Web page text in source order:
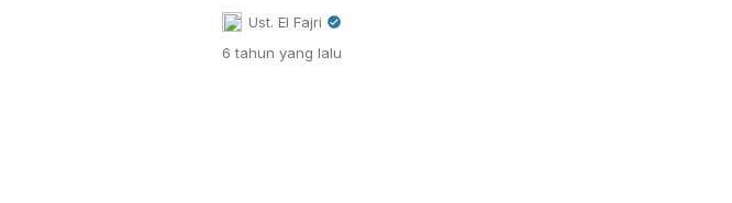
tenang, dan lupakan sejenak permasalahan duniawi. Ini
wirid cukup ampuh. Insyallah, mampu memberi
keberkahan bagi para pembacanya. Jangan hanya sekali
Ust. El Fajri
6 tahun yang lalu